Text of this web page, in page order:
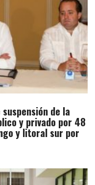
de la
y privado por 48
y litoral sur por